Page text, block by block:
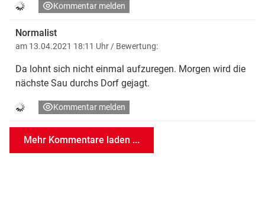
Kommentar melden
Normalist
am 13.04.2021 18:11 Uhr / Bewertung:
Da lohnt sich nicht einmal aufzuregen. Morgen wird die
nächste Sau durchs Dorf gejagt.
Kommentar melden
Mehr Kommentare laden ...